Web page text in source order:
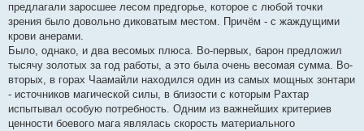
предлагали заросшее лесом предгорье, которое с любой точки
зрения было довольно диковатым местом. Причём - с жаждущими
крови анерами.
Было, однако, и два весомых плюса. Во-первых, барон предложил
тысячу золотых за год работы, а это была очень весомая сумма. Во-
вторых, в горах Чаамайли находился один из самых мощных зонтари
- источников магической силы, в близости с которым Рахтар
испытывал особую потребность. Одним из важнейших критериев
ценности боевого мага являлась скорость материального